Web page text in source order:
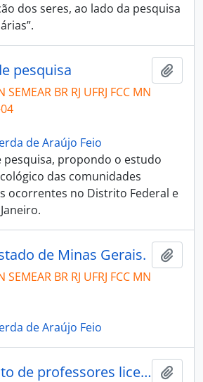
dos seres, ao lado da pesquisa
pesquisa
SEMEAR BR RJ UFRJ FCC MN
de Araújo Feio
pesquisa, propondo o estudo
das comunidades
ocorrentes no Distrito Federal e
de Minas Gerais.
SEMEAR BR RJ UFRJ FCC MN
de Araújo Feio
Enquadramento de professores licenciados pela antiga Universidade do Distrito Federal no magistério secundário e técnico municipal.